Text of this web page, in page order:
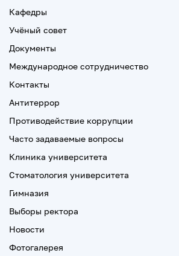
Кафедры
Учёный совет
Документы
Международное сотрудничество
Контакты
Антитеррор
Противодействие коррупции
Часто задаваемые вопросы
Клиника университета
Стоматология университета
Гимназия
Выборы ректора
Новости
Фотогалерея